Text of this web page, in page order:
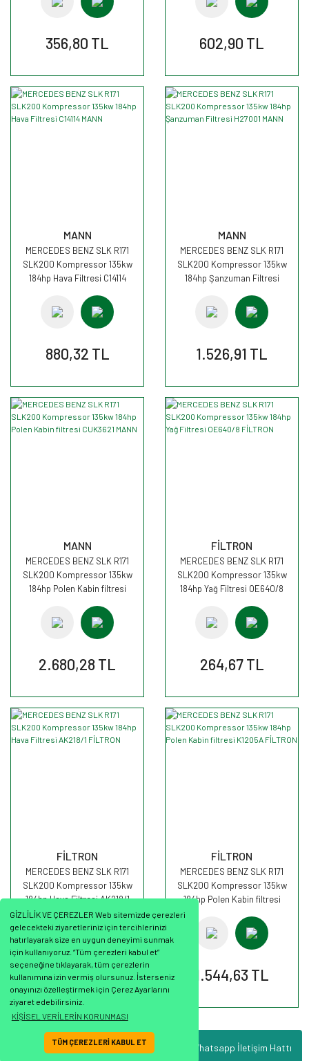
GİZLİLİK VE ÇEREZLER Web sitemizde çerezleri
gelecekteki ziyaretleriniz için tercihlerinizi
hatırlayarak size en uygun deneyimi sunmak
için kullanıyoruz. “Tüm çerezleri kabul et”
seçeneğine tıklayarak, tüm çerezlerin
kullanımına izin vermiş olursunuz. İsterseniz
onayınızı özelleştirmek için Çerez Ayarlarını
ziyaret edebilirsiniz.
KİŞİSEL VERİLERİN KORUNMASI
TÜM ÇEREZLERİ KABUL ET Whatsapp İletişim Hattı
356,80 TL 602,90 TL
MANN
MERCEDES BENZ SLK R171
SLK200 Kompressor 135kw
184hp Hava Filtresi C14114
880,32 TL
MANN
MERCEDES BENZ SLK R171
SLK200 Kompressor 135kw
184hp Şanzuman Filtresi
1.526,91 TL
MANN
MERCEDES BENZ SLK R171
SLK200 Kompressor 135kw
184hp Polen Kabin filtresi
2.680,28 TL
FİLTRON
MERCEDES BENZ SLK R171
SLK200 Kompressor 135kw
184hp Yağ Filtresi OE640/8
264,67 TL
FİLTRON
MERCEDES BENZ SLK R171
SLK200 Kompressor 135kw
184hp Hava Filtresi AK218/1
FİLTRON
668,18 TL
FİLTRON
MERCEDES BENZ SLK R171
SLK200 Kompressor 135kw
184hp Polen Kabin filtresi
1.544,63 TL